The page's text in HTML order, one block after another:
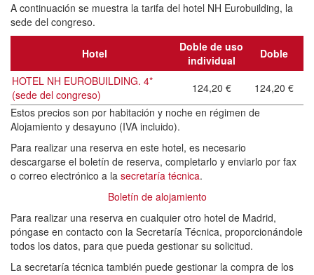
A continuación se muestra la tarifa del hotel NH Eurobuilding, la
sede del congreso.
Hotel
Doble de uso
individual
Doble
HOTEL NH EUROBUILDING. 4*
(sede del congreso)
124,20 €
124,20 €
Estos precios son por habitación y noche en régimen de
Alojamiento y desayuno (IVA incluido).
Para realizar una reserva en este hotel, es necesario
descargarse el boletín de reserva, completarlo y enviarlo por fax
o correo electrónico a la secretaría técnica.
Boletín de alojamiento
Para realizar una reserva en cualquier otro hotel de Madrid,
póngase en contacto con la Secretaría Técnica, proporcionándole
todos los datos, para que pueda gestionar su solicitud.
La secretaría técnica también puede gestionar la compra de los